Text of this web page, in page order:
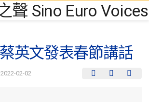
英文發表春節講話
2022-02-02